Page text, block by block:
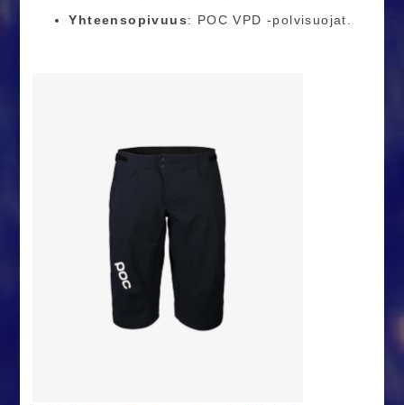
Yhteensopivuus: POC VPD -polvisuojat.